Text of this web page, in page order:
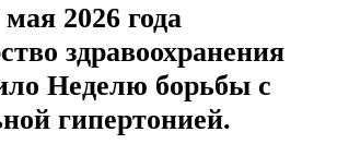
2026 года
здравоохранения
Неделю борьбы с
гипертонией.